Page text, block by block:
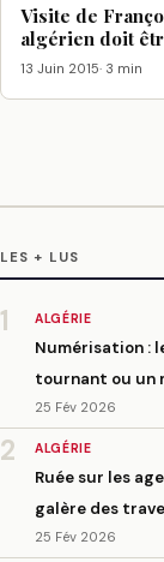
Visite de
algérien doit
13 Juin 2015· 3 min
LES + LUS
1 ALGÉRIE
Numérisation :
tournant ou un
25 Fév 2026
2 ALGÉRIE
Ruée sur les
galère des
25 Fév 2026